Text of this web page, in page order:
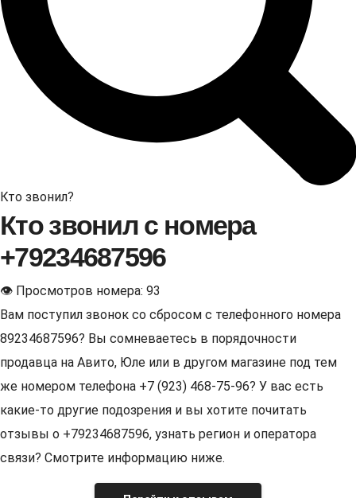
Кто звонил?
Кто звонил с номера
+79234687596
👁 Просмотров номера: 93
Вам поступил звонок со сбросом с телефонного номера
89234687596? Вы сомневаетесь в порядочности
продавца на Авито, Юле или в другом магазине под тем
же номером телефона +7 (923) 468-75-96? У вас есть
какие-то другие подозрения и вы хотите почитать
отзывы о +79234687596, узнать регион и оператора
связи? Смотрите информацию ниже.